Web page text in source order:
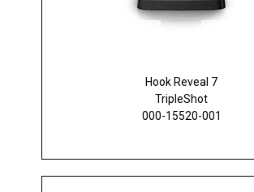
Hook Reveal 7
TripleShot
000-15520-001